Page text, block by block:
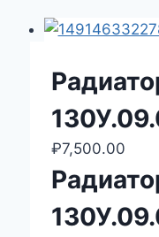
₽7,500.00